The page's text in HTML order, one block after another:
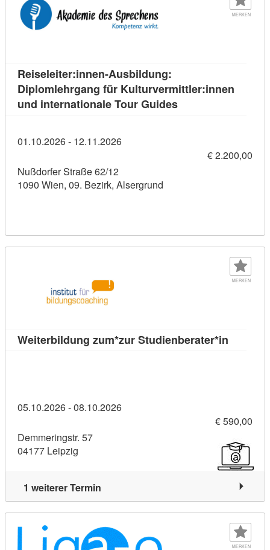
MERKEN
Reiseleiter:innen-Ausbildung:
Diplomlehrgang für Kulturvermittler:innen
und internationale Tour GuidesKursdetail:
01.10.2026 - 12.11.2026
€ 2.200,00
Nußdorfer Straße 62/12
1090 Wien, 09. Bezirk, Alsergrund
MERKEN
Weiterbildung zum*zur Studienberater*in
05.10.2026 - 08.10.2026
€ 590,00
Demmeringstr. 57
04177 Leipzig
1 weiterer Termin
MERKEN